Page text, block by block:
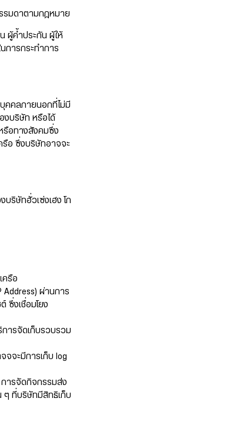
รมดาตามกฎหมาย
ผู้ค้ำประกัน ผู้ให้
การกระทำการ
คคลภายนอกที่ไม่มี
งบริษัท หรือได้
รือทางสังคมซึ่ง
รือ ซึ่งบริษัทอาจจะ
ริษัทฮั่วเซ่งเฮง โก
ครือ
Address) ผ่านการ
ซึ่งเชื่อมโยง
ารจัดเก็บรวบรวม
จจะมีการเก็บ log
การจัดกิจกรรมส่ง
ๆ ที่บริษัทมีสิทธิเก็บ